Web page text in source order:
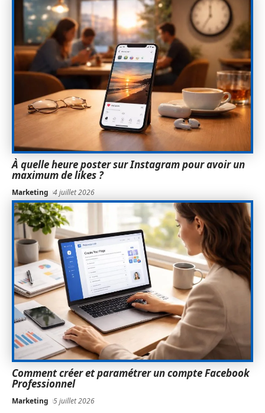
À quelle heure poster sur Instagram pour avoir un
maximum de likes ?
Marketing 4 juillet 2026
Comment créer et paramétrer un compte Facebook
Professionnel
Marketing 5 juillet 2026